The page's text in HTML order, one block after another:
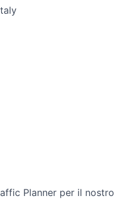
Planner per il nostro